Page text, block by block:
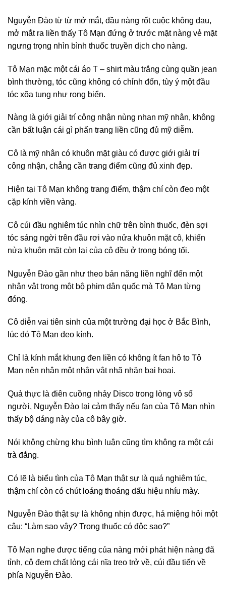
Nguyễn Đào từ từ mở mắt, đầu nàng rốt cuộc không đau,
mở mắt ra liền thấy Tô Mạn đứng ở trước mặt nàng vẻ mặt
ngưng trọng nhìn bình thuốc truyền dịch cho nàng.
Tô Mạn mặc một cái áo T – shirt màu trắng cùng quần jean
bình thường, tóc cũng không có chỉnh đốn, tùy ý một đầu
tóc xõa tung như rong biển.
Nàng là giới giải trí công nhận nùng nhan mỹ nhân, không
cần bất luận cái gì phấn trang liền cũng đủ mỹ diễm.
Cô là mỹ nhân có khuôn mặt giàu có được giới giải trí
công nhận, chẳng cần trang điểm cũng đủ xinh đẹp.
Hiện tại Tô Mạn không trang điểm, thậm chí còn đeo một
cặp kính viền vàng.
Cô cúi đầu nghiêm túc nhìn chữ trên bình thuốc, đèn sợi
tóc sáng ngời trên đầu rơi vào nửa khuôn mặt cô, khiến
nửa khuôn mặt còn lại của cô đều ở trong bóng tối.
Nguyễn Đào gần như theo bản năng liền nghĩ đến một
nhân vật trong một bộ phim dân quốc mà Tô Mạn từng
đóng.
Cô diễn vai tiên sinh của một trường đại học ở Bắc Bình,
lúc đó Tô Mạn đeo kính.
Chỉ là kính mắt khung đen liền có không ít fan hô to Tô
Mạn nên nhận một nhân vật nhã nhặn bại hoại.
Quả thực là điên cuồng nhảy Disco trong lòng vô số
người, Nguyễn Đào lại cảm thấy nếu fan của Tô Mạn nhìn
thấy bộ dáng này của cô bây giờ.
Nói không chừng khu bình luận cũng tìm không ra một cái
trà đắng.
Có lẽ là biểu tình của Tô Mạn thật sự là quá nghiêm túc,
thậm chí còn có chút loáng thoáng dấu hiệu nhíu mày.
Nguyễn Đào thật sự là không nhịn được, há miệng hỏi một
câu: “Làm sao vậy? Trong thuốc có độc sao?”
Tô Mạn nghe được tiếng của nàng mới phát hiện nàng đã
tỉnh, cô đem chất lỏng cái nĩa treo trở về, cúi đầu tiến về
phía Nguyễn Đào.